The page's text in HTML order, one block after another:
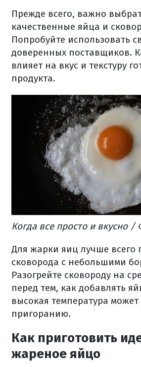
Прежде всего, важно
качественные яйца и
Попробуйте использовать
доверенных поставщиков.
влияет на вкус и текстуру
продукта.
Когда все просто и вкусно
Для жарки яиц лучше всего
сковорода с небольшими
Разогрейте сковороду на
перед тем, как добавлять
высокая температура
пригоранию.
Как приготовить
жареное яйцо